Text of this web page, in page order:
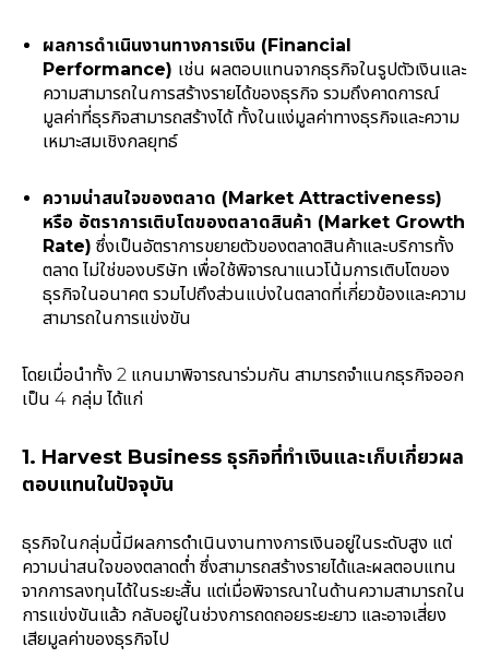
ผลการดำเนินงานทางการเงิน (Financial
Performance) เช่น ผลตอบแทนจากธุรกิจในรูปตัวเงินและ
ความสามารถในการสร้างรายได้ของธุรกิจ รวมถึงคาดการณ์
มูลค่าที่ธุรกิจสามารถสร้างได้ ทั้งในแง่มูลค่าทางธุรกิจและความ
เหมาะสมเชิงกลยุทธ์
ความน่าสนใจของตลาด (Market Attractiveness)
หรือ อัตราการเติบโตของตลาดสินค้า (Market Growth
Rate) ซึ่งเป็นอัตราการขยายตัวของตลาดสินค้าและบริการทั้ง
ตลาด ไม่ใช่ของบริษัท เพื่อใช้พิจารณาแนวโน้มการเติบโตของ
ธุรกิจในอนาคต รวมไปถึงส่วนแบ่งในตลาดที่เกี่ยวข้องและความ
สามารถในการแข่งขัน
โดยเมื่อนำทั้ง 2 แกนมาพิจารณาร่วมกัน สามารถจำแนกธุรกิจออก
เป็น 4 กลุ่ม ได้แก่
1. Harvest Business ธุรกิจที่ทำเงินและเก็บเกี่ยวผล
ตอบแทนในปัจจุบัน
ธุรกิจในกลุ่มนี้มีผลการดำเนินงานทางการเงินอยู่ในระดับสูง แต่
ความน่าสนใจของตลาดต่ำ ซึ่งสามารถสร้างรายได้และผลตอบแทน
จากการลงทุนได้ในระยะสั้น แต่เมื่อพิจารณาในด้านความสามารถใน
การแข่งขันแล้ว กลับอยู่ในช่วงการถดถอยระยะยาว และอาจเสี่ยง
เสียมูลค่าของธุรกิจไป